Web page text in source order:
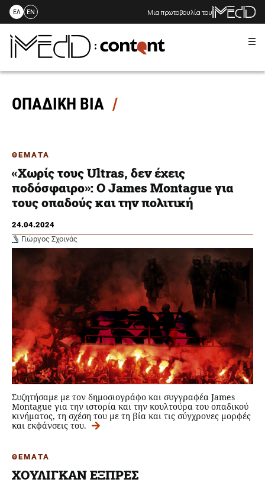
Skip
content
ΕΛ EN Μια πρωτοβουλία του
ΟΠΑΔΙΚΗ ΒΙΑ
ΘΕΜΑΤΑ
«Χωρίς τους Ultras, δεν έχεις
ποδόσφαιρο»: Ο James Montague για
τους οπαδούς και την πολιτική
24.04.2024
Γιώργος Σχοινάς
Συζητήσαμε με τον δημοσιογράφο και συγγραφέα James
Montague για την ιστορία και την κουλτούρα του οπαδικού
κινήματος, τη σχέση του με τη βία και τις σύγχρονες μορφές
και εκφάνσεις του.
ΘΕΜΑΤΑ
ΧΟΥΛΙΓΚΑΝ ΕΞΠΡΕΣ